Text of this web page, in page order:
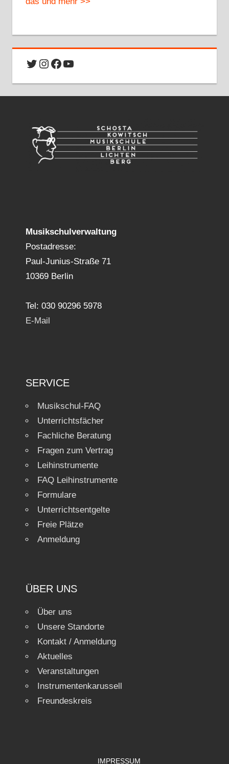
Twitter
Instagram
Facebook
YouTube
Musikschulverwaltung
Postadresse:
Paul-Junius-Straße 71
10369 Berlin
Tel: 030 90296 5978
E-Mail
SERVICE
Musikschul-FAQ
Unterrichtsfächer
Fachliche Beratung
Fragen zum Vertrag
Leihinstrumente
FAQ Leihinstrumente
Formulare
Unterrichtsentgelte
Freie Plätze
Anmeldung
ÜBER UNS
Über uns
Unsere Standorte
Kontakt / Anmeldung
Aktuelles
Veranstaltungen
Instrumentenkarussell
Freundeskreis
IMPRESSUM